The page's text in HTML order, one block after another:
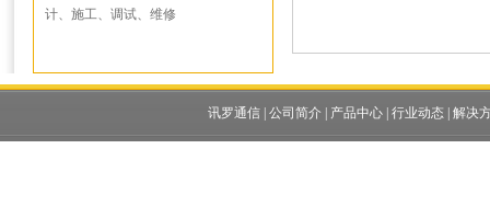
计、施工、调试、维修
讯罗通信| 公司简介| 产品中心| 行业动态| 解决